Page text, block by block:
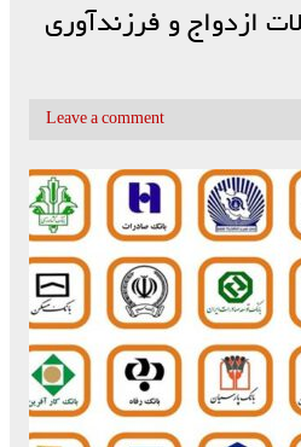
ازدواج و فرزندآوری
Leave a comment